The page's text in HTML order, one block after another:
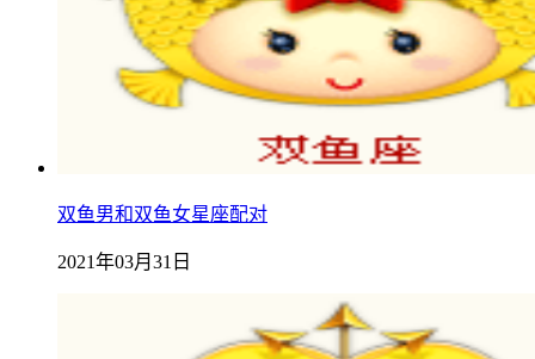
双鱼男和双鱼女星座配对
2021年03月31日